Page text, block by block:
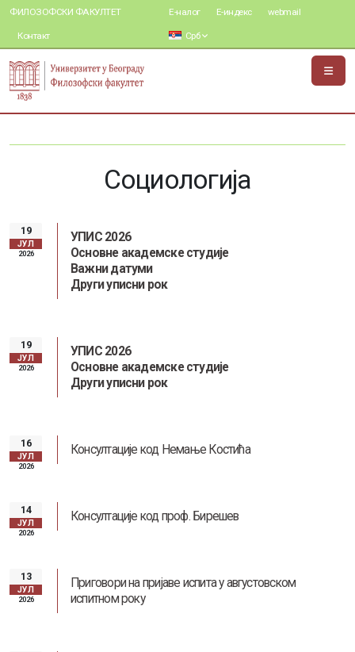
ФИЛОЗОФСКИ ФАКУЛТЕТ
Контакт
Е-налог Е-индекс webmail
Срб
Социологија
19
ЈУЛ
2026
УПИС 2026
Основне академске студије
Важни датуми
Други уписни рок
19
ЈУЛ
2026
УПИС 2026
Основне академске студије
Други уписни рок
16
ЈУЛ
2026
Консултације код Немање Костића
14
ЈУЛ
2026
Консултације код проф. Бирешев
13
ЈУЛ
2026
Приговори на пријаве испита у августовском
испитном року